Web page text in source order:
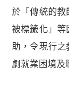
於「傳統的教
被標籤化」等
助，令現行之
劇就業困境及